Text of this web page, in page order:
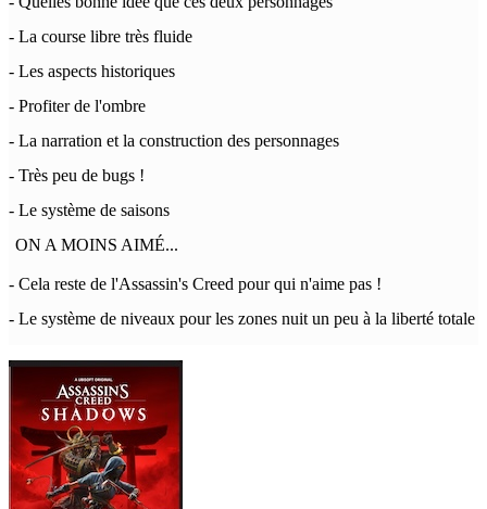
- La course libre très fluide
- Les aspects historiques
- Profiter de l'ombre
- La narration et la construction des personnages
- Très peu de bugs !
- Le système de saisons
ON A MOINS AIMÉ...
- Cela reste de l'Assassin's Creed pour qui n'aime pas !
- Le système de niveaux pour les zones nuit un peu à la liberté totale